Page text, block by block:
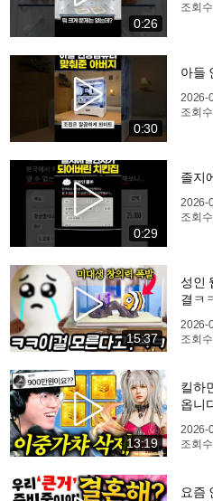
0:26
조회수
0:30
아들
2026-
조회
0:29
졸지
2026-
조회
15:37
성인
결ㅋ
2026-
조회
13:19
킬하
옵니
2026-
조회수
요즘